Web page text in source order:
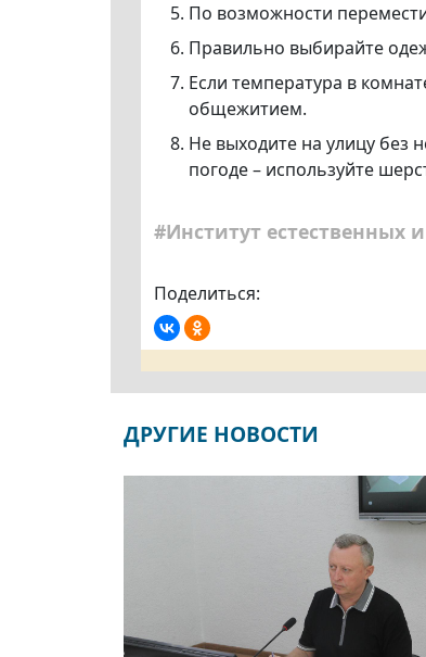
По возможности
Правильно выбирайте
Если температура в
общежитием.
Не выходите на улицу без
погоде – используйте
#Институт естественных
Поделиться:
ДРУГИЕ НОВОСТИ